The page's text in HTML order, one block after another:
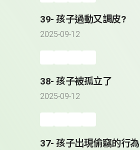
39- 孩子過動又調皮?
2025-09-12
38- 孩子被孤立了
2025-09-12
37- 孩子出現偷竊的行為